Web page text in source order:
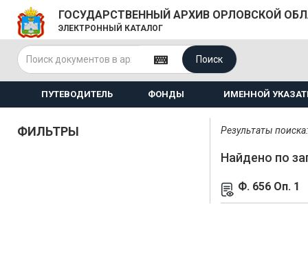
ГОСУДАРСТВЕННЫЙ АРХИВ ОРЛОВСКОЙ
ЭЛЕКТРОННЫЙ КАТАЛОГ
Поиск
ПУТЕВОДИТЕЛЬ ФОНДЫ ИМЕННОЙ
ФИЛЬТРЫ Результаты
Найдено по
Ф. 656 Оп. 1